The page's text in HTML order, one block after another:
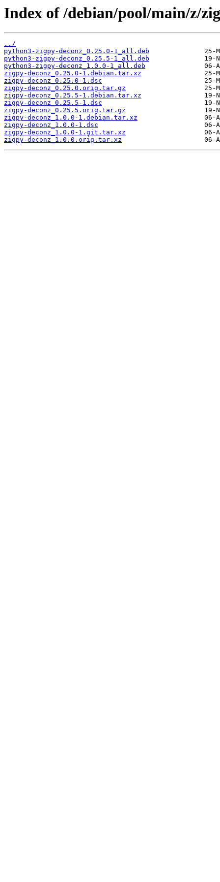
Index of /debian/pool/main/z/
../
python3-zigpy-deconz_0.25.0-1_all.deb
python3-zigpy-deconz_0.25.5-1_all.deb
python3-zigpy-deconz_1.0.0-1_all.deb
zigpy-deconz_0.25.0-1.debian.tar.xz
zigpy-deconz_0.25.0-1.dsc
zigpy-deconz_0.25.0.orig.tar.gz
zigpy-deconz_0.25.5-1.debian.tar.xz
zigpy-deconz_0.25.5-1.dsc
zigpy-deconz_0.25.5.orig.tar.gz
zigpy-deconz_1.0.0-1.debian.tar.xz
zigpy-deconz_1.0.0-1.dsc
zigpy-deconz_1.0.0-1.git.tar.xz
zigpy-deconz_1.0.0.orig.tar.xz